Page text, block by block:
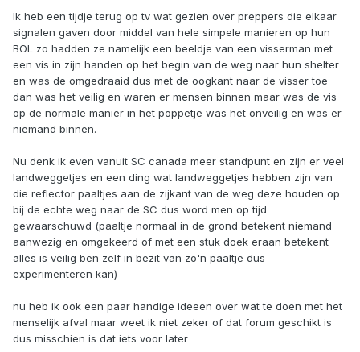
Ik heb een tijdje terug op tv wat gezien over preppers die elkaar
signalen gaven door middel van hele simpele manieren op hun
BOL zo hadden ze namelijk een beeldje van een visserman met
een vis in zijn handen op het begin van de weg naar hun shelter
en was de omgedraaid dus met de oogkant naar de visser toe
dan was het veilig en waren er mensen binnen maar was de vis
op de normale manier in het poppetje was het onveilig en was er
niemand binnen.
Nu denk ik even vanuit SC canada meer standpunt en zijn er veel
landweggetjes en een ding wat landweggetjes hebben zijn van
die reflector paaltjes aan de zijkant van de weg deze houden op
bij de echte weg naar de SC dus word men op tijd
gewaarschuwd (paaltje normaal in de grond betekent niemand
aanwezig en omgekeerd of met een stuk doek eraan betekent
alles is veilig ben zelf in bezit van zo'n paaltje dus
experimenteren kan)
nu heb ik ook een paar handige ideeen over wat te doen met het
menselijk afval maar weet ik niet zeker of dat forum geschikt is
dus misschien is dat iets voor later